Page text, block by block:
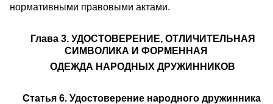
нормативными правовыми актами.
Глава 3. УДОСТОВЕРЕНИЕ, ОТЛИЧИТЕЛЬНАЯ
СИМВОЛИКА И ФОРМЕННАЯ
ОДЕЖДА НАРОДНЫХ ДРУЖИННИКОВ
Статья 6. Удостоверение народного дружинника